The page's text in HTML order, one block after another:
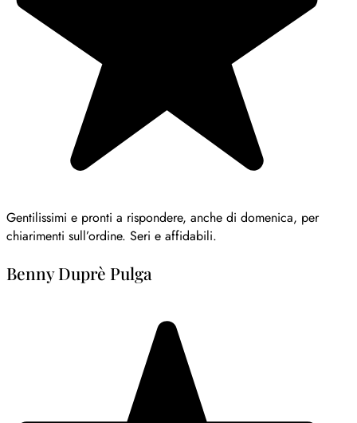
Gentilissimi e pronti a rispondere, anche di domenica, per
chiarimenti sull’ordine. Seri e affidabili.
Benny Duprè Pulga